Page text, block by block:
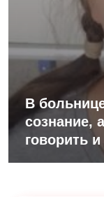
В
сознание,
говорить